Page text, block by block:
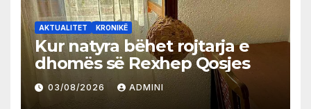
AKTUALITET KRONIKË
Kur natyra bëhet rojtarja e
dhomës së Rexhep Qosjes
03/08/2026 ADMINI